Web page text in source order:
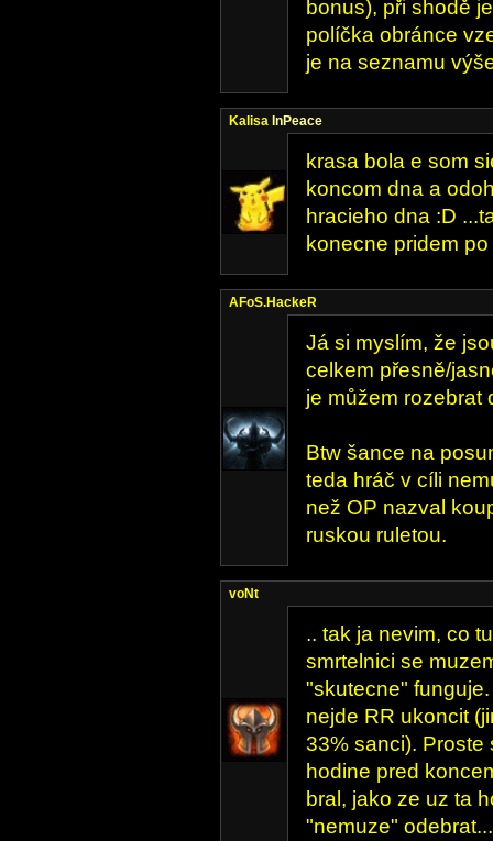
bonus), při shodě
políčka obránce
je na seznamu
Kalisa InPeace
krasa bola e som
koncom dna a
hracieho dna :D
konecne pridem
AFoS.HackeR
Já si myslím, že
celkem přesně/
je můžem rozebrat
Btw šance na
teda hráč v cíli
než OP nazval
ruskou ruletou.
voNt
.. tak ja nevim, co
smrtelnici se
"skutecne"
nejde RR ukoncit
33% sanci). Proste
hodine pred
bral, jako ze uz ta
"nemuze" odebrat...